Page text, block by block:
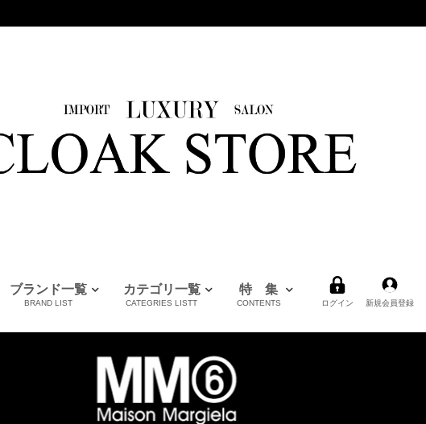
ブランド一覧
BRAND LIST
HERMES
LOUIS VUITTON
BURBERRY
PRADA
FENDI
Maison Margiela
CHANEL
MM6
MARNI
全てのブランドを見る
カテゴリ一覧
CATEGRIES LISTT
特 集
CONTENTS ログイン 新規会員登録